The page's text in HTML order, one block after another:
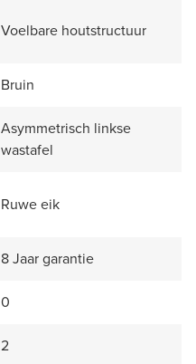
Voelbare houtstructuur
Bruin
Asymmetrisch linkse
wastafel
Ruwe eik
8 Jaar garantie
0
2